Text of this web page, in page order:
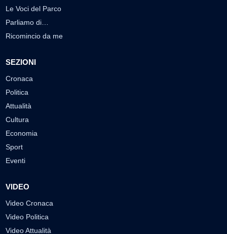
Le Voci del Parco
Parliamo di…
Ricomincio da me
SEZIONI
Cronaca
Politica
Attualità
Cultura
Economia
Sport
Eventi
VIDEO
Video Cronaca
Video Politica
Video Attualità